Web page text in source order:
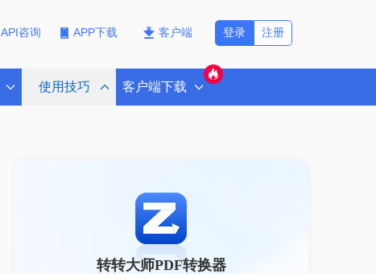
API咨询 APP下载 客户端 注册
登录
使用技巧 客户端下载
转转大师PDF转换器